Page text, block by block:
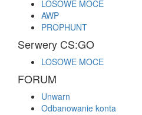
LOSOWE MOCE
AWP
PROPHUNT
Serwery CS:GO
LOSOWE MOCE
FORUM
Unwarn
Odbanowanie konta